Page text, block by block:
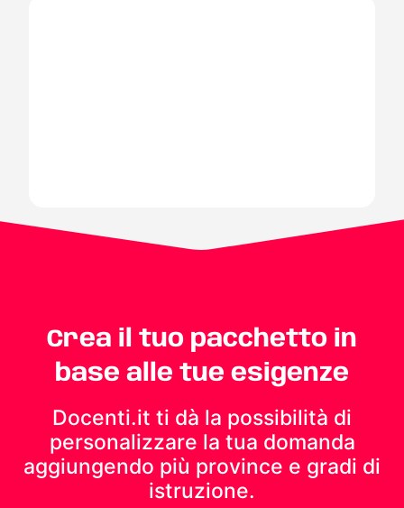
Crea il tuo pacchetto in
base alle tue esigenze
Docenti.it ti dà la possibilità di
personalizzare la tua domanda
aggiungendo più province e gradi di
istruzione.